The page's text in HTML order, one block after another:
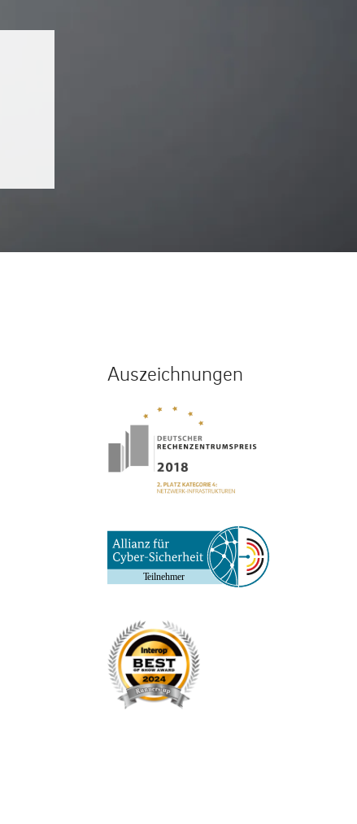
Auszeichnungen